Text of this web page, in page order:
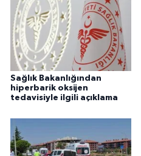
Sağlık Bakanlığından
hiperbarik oksijen
tedavisiyle ilgili açıklama